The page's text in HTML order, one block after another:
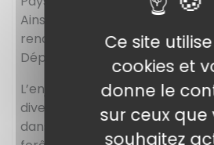
Ainsi, par demi-groupe de
rendez-vous dans le splendide
Départemental à Auch.
L’enjeu de cette journée est la
diversité des arbres en
dans les paysages des
Ce site
cookies et
donne le
sur ceux que
souhaitez